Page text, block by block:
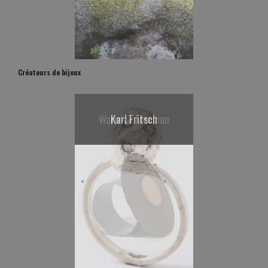
Créateurs de bijoux
Karl Fritsch
< >